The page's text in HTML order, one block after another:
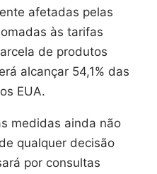
afetadas pelas
às tarifas
de produtos
alcançar 54,1% das
EUA.
medidas ainda não
qualquer decisão
por consultas